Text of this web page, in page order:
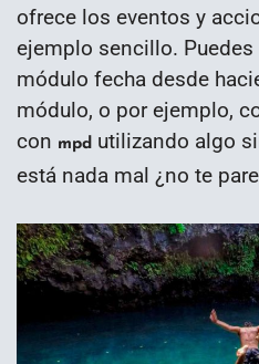
ofrece los eventos y
ejemplo sencillo.
módulo fecha desde
módulo, o por ejemplo,
con mpd utilizando algo
está nada mal ¿no te